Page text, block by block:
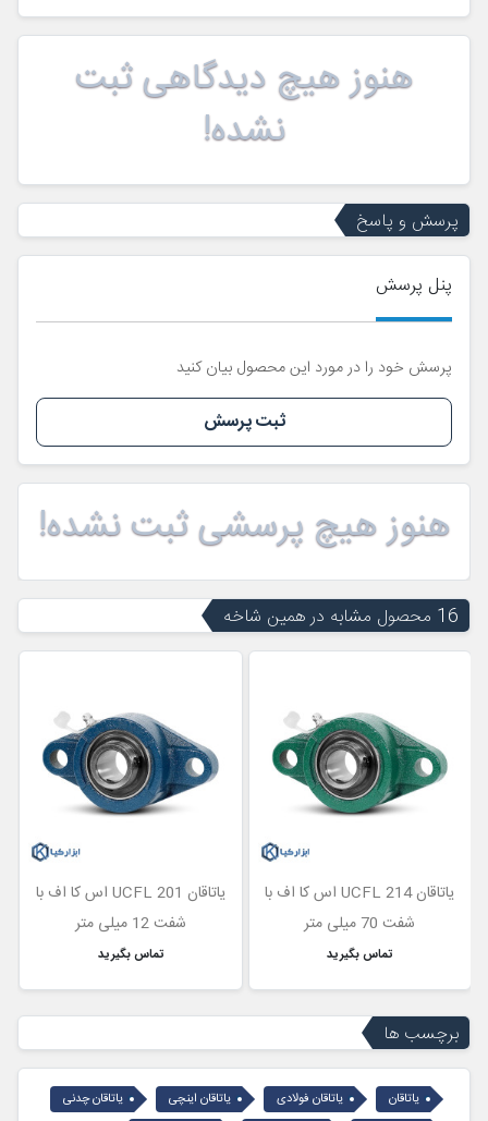
هنوز هیچ دیدگاهی ثبت
نشده!
پرسش و پاسخ
پنل پرسش
پرسش خود را در مورد این محصول بیان کنید
ثبت پرسش
هنوز هیچ پرسشی ثبت نشده!
16 محصول مشابه در همین شاخه
یاتاقان UCFL 214 اس کا اف با
شفت 70 میلی متر
تماس بگیرید
یاتاقان UCFL 201 اس کا اف با
شفت 12 میلی متر
تماس بگیرید
برچسب ها
یاتاقان یاتاقان فولادی یاتاقان اینچی
یاتاقان چدنی